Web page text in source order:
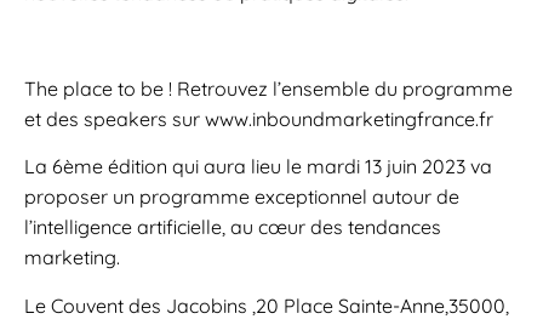
The place to be ! Retrouvez l’ensemble du programme
et des speakers sur www.inboundmarketingfrance.fr
La 6ème édition qui aura lieu le mardi 13 juin 2023 va
proposer un programme exceptionnel autour de
l’intelligence artificielle, au cœur des tendances
marketing.
Le Couvent des Jacobins ,20 Place Sainte-Anne,35000,